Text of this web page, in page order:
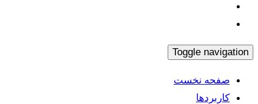
Toggle navigation
صفحه نخست
کاربردها